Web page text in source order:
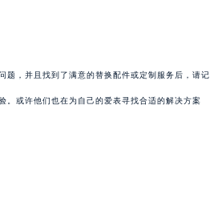
题，并且找到了满意的替换配件或定制服务后，请记
。或许他们也在为自己的爱表寻找合适的解决方案